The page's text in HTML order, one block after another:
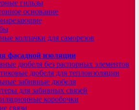
гильзы
основание
колпачки для саморезов
фасадной изоляции
дюбеля без распорных элементов
дюбеля для теплоизоляции
забивные дюбеля
для забивных связей
коробочки
связи